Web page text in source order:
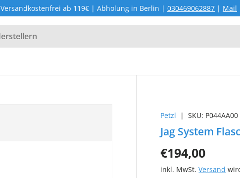
Versandkostenfrei ab 119€ | Abholung in Berlin | 030469062887 | Mail
Petzl |SKU: P044AA00
Jag System
€194,00
inkl. MwSt.Versand